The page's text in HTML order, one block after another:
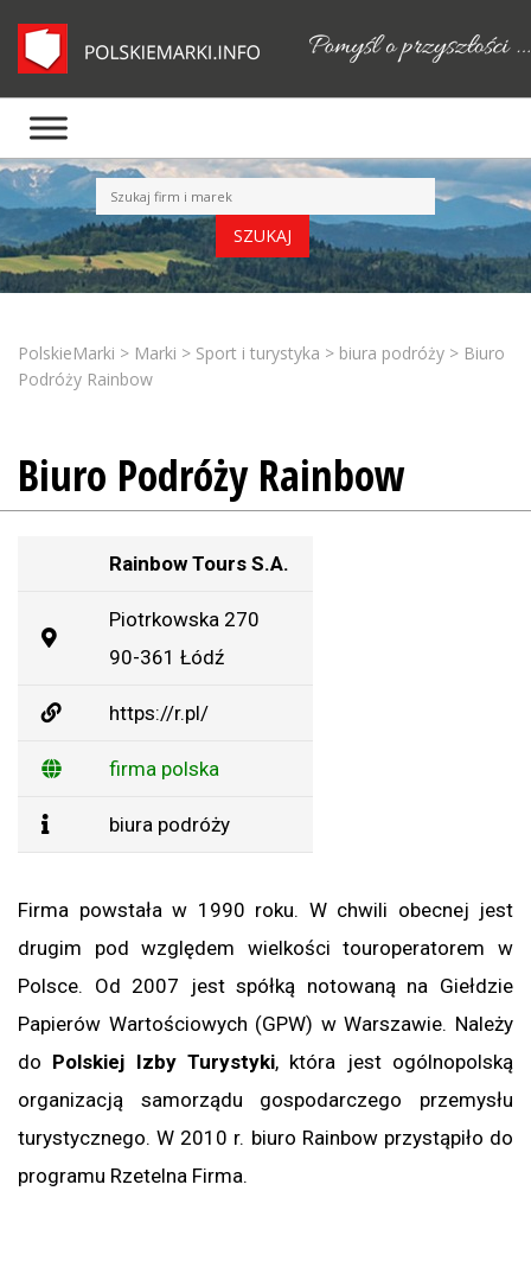
PolskieMarki > Marki > Sport i turystyka > biura podróży > Biuro
Podróży Rainbow
Biuro Podróży Rainbow
Rainbow Tours S.A.
Piotrkowska 270
90-361 Łódź
https://r.pl/
firma polska
biura podróży
Firma powstała w 1990 roku. W chwili obecnej jest
drugim pod względem wielkości touroperatorem w
Polsce. Od 2007 jest spółką notowaną na Giełdzie
Papierów Wartościowych (GPW) w Warszawie. Należy
do Polskiej Izby Turystyki, która jest ogólnopolską
organizacją samorządu gospodarczego przemysłu
turystycznego. W 2010 r. biuro Rainbow przystąpiło do
programu Rzetelna Firma.